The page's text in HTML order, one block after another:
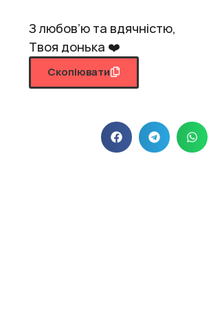
З любов’ю та вдячністю,
Твоя донька ❤️
Скопіювати